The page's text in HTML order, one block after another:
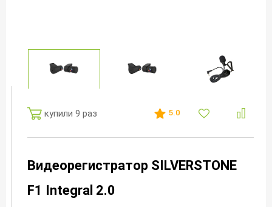
купили 9 раз 5.0
Видеорегистратор SILVERSTONE
F1 Integral 2.0